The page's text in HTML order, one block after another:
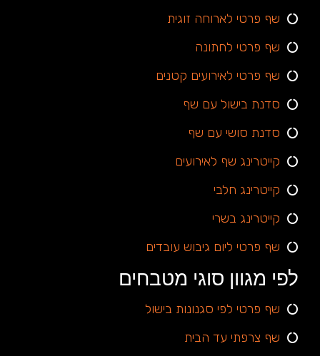
שף פרטי לארוחה זוגית
שף פרטי לחתונה
שף פרטי לאירועים קטנים
סדנת בישול עם שף
סדנת סושי עם שף
קייטרינג שף לאירועים
קייטרינג חלבי
קייטרינג בשרי
שף פרטי ליום גיבוש עובדים
לפי מגוון סוגי מטבחים
שף פרטי לפי סגנונות בישול
שף צרפתי עד הבית